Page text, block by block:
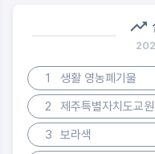
1
생활 영농폐기물
2
제주특별자치도교
3
보라색